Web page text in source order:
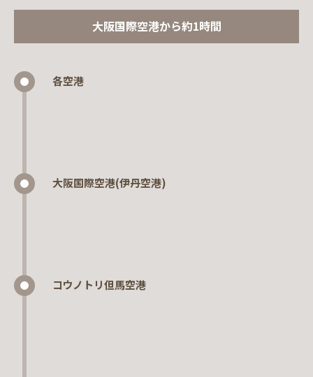
大阪国際空港から約1時間
各空港
大阪国際空港(伊丹空港)
コウノトリ但馬空港